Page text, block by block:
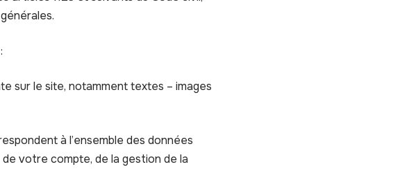
sur le site, notamment textes – images
à l’ensemble des données
votre compte, de la gestion de la